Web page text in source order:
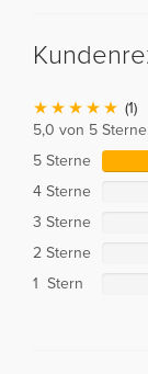
(1)
5,0 von 5
5 Sterne
4 Sterne
3 Sterne
2 Sterne
1 Stern